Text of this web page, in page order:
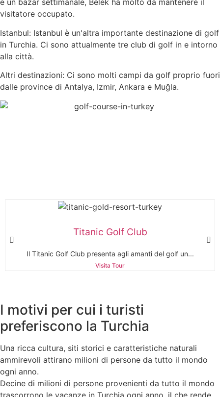
e un bazar settimanale, Belek ha molto da mantenere il
visitatore occupato.
Istanbul: Istanbul è un'altra importante destinazione di golf
in Turchia. Ci sono attualmente tre club di golf in e intorno
alla città.
Altri destinazioni: Ci sono molti campi da golf proprio fuori
dalle province di Antalya, Izmir, Ankara e Muğla.
Titanic Golf Club
Il Titanic Golf Club presenta agli amanti del golf un...
Visita Tour
I motivi per cui i turisti
preferiscono la Turchia
Una ricca cultura, siti storici e caratteristiche naturali
ammirevoli attirano milioni di persone da tutto il mondo
ogni anno.
Decine di milioni di persone provenienti da tutto il mondo
trascorrono le vacanze in Turchia ogni anno, il che rende